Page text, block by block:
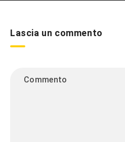
Lascia un commento